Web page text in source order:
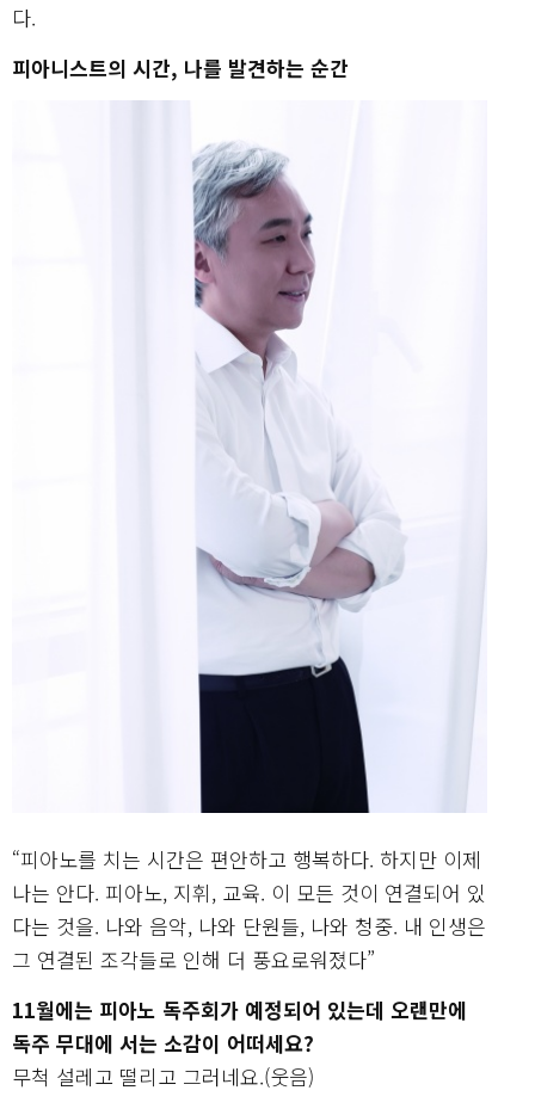
다.
피아니스트의 시간, 나를 발견하는 순간
“피아노를 치는 시간은 편안하고 행복하다. 하지만 이제
나는 안다. 피아노, 지휘, 교육. 이 모든 것이 연결되어 있
다는 것을. 나와 음악, 나와 단원들, 나와 청중. 내 인생은
그 연결된 조각들로 인해 더 풍요로워졌다”
11월에는 피아노 독주회가 예정되어 있는데 오랜만에
독주 무대에 서는 소감이 어떠세요?
무척 설레고 떨리고 그러네요.(웃음)